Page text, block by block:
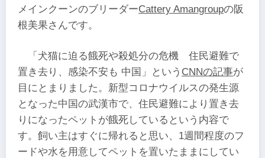
メインクーンのブリーダーCattery Amangroupの阪
根美果さんです。
「犬猫に迫る餓死や殺処分の危機 住民避難で
置き去り、感染不安も 中国」という CNNの記事が
目にとまりました。新型コロナウイルスの発生源
となった中国の武漢市で、住民避難により置き去
りになったペットが餓死しているという内容で
す。飼い主はすぐに帰れると思い、1週間程度のフ
ードや水を用意してペットを置いたままにしてい